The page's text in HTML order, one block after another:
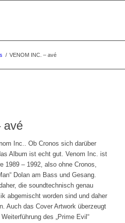
/ VENOM INC. – avé
avé
Inc.. Ob Cronos sich darüber
Album ist echt gut. Venom Inc. ist
1989 – 1992, also ohne Cronos,
Dolan am Bass und Gesang.
die soundtechnisch genau
abgemischt worden sind und daher
Auch das Cover Artwork überzeugt
des „Prime Evil“